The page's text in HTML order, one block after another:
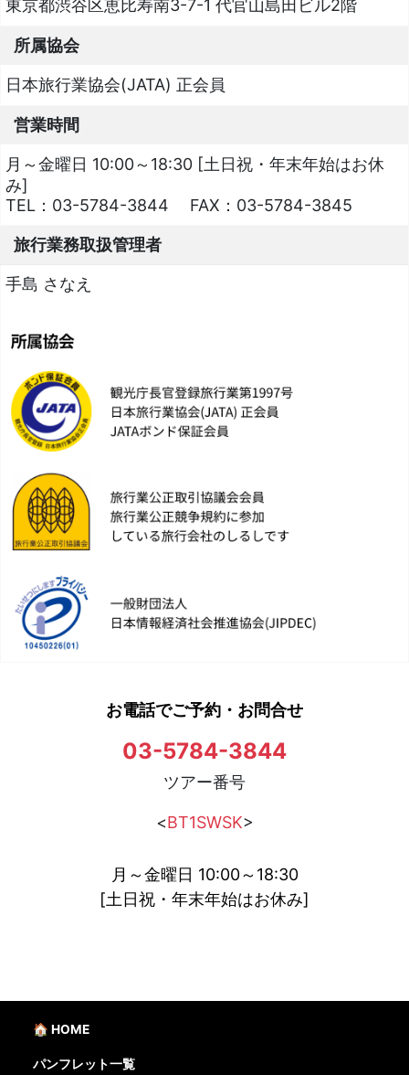
東京都渋谷区恵比寿南3-7-1 代官山島田ビル2階
所属協会
日本旅行業協会(JATA) 正会員
営業時間
月～金曜日 10:00～18:30 [土日祝・年末年始はお休
み]
TEL： 03-5784-3844 FAX： 03-5784-3845
旅行業務取扱管理者
手島 さなえ
お電話でご予約・お問合せ
03-5784-3844
ツアー番号
<BT1SWSK>
月～金曜日 10:00～18:30
[土日祝・年末年始はお休み]
🏠 HOME
パンフレット一覧